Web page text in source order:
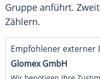
Gruppe anführt.
Zählern.
Empfohlener externer
Glomex GmbH